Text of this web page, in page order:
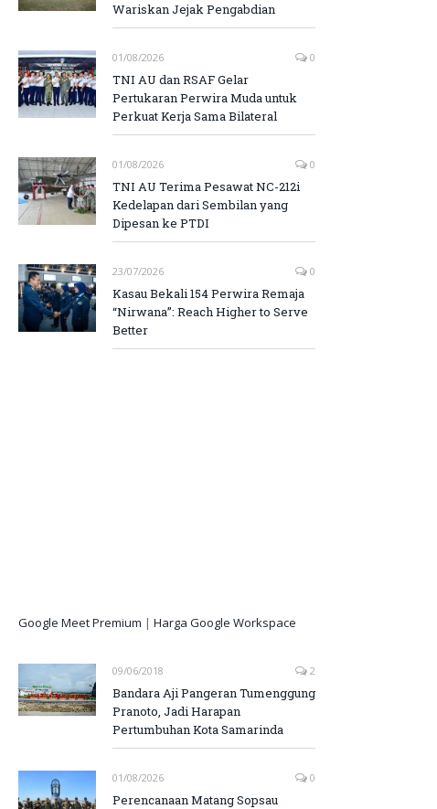
Wariskan Jejak Pengabdian
01/08/2026 0
TNI AU dan RSAF Gelar
Pertukaran Perwira Muda untuk
Perkuat Kerja Sama Bilateral
01/08/2026 0
TNI AU Terima Pesawat NC-212i
Kedelapan dari Sembilan yang
Dipesan ke PTDI
23/07/2026 0
Kasau Bekali 154 Perwira Remaja
“Nirwana”: Reach Higher to Serve
Better
Google Meet Premium | Harga Google Workspace
09/06/2018 2
Bandara Aji Pangeran Tumenggung
Pranoto, Jadi Harapan
Pertumbuhan Kota Samarinda
01/08/2026 0
Perencanaan Matang Sopsau